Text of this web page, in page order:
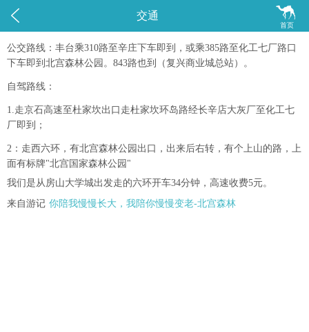
 
首页
交通
公交路线：丰台乘310路至辛庄下车即到，或乘385路至化工七厂路口
下车即到北宫森林公园。843路也到（复兴商业城总站）。
自驾路线：
1.走京石高速至杜家坎出口走杜家坎环岛路经长辛店大灰厂至化工七
厂即到；
2：走西六环，有北宫森林公园出口，出来后右转，有个上山的路，上
面有标牌"北宫国家森林公园"
我们是从房山大学城出发走的六环开车34分钟，高速收费5元。
来自游记 你陪我慢慢长大，我陪你慢慢变老-北宫森林